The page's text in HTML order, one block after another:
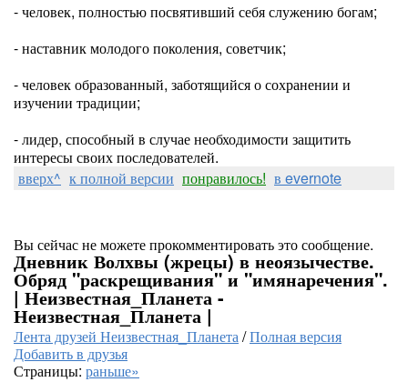
- человек, полностью посвятивший себя служению богам;
- наставник молодого поколения, советчик;
- человек образованный, заботящийся о сохранении и
изучении традиции;
- лидер, способный в случае необходимости защитить
интересы своих последователей.
вверх^ к полной версии понравилось! в evernote
Вы сейчас не можете прокомментировать это сообщение.
Дневник Волхвы (жрецы) в неоязычестве.
Обряд "раскрещивания" и "имянаречения".
| Неизвестная_Планета -
Неизвестная_Планета |
Лента друзей Неизвестная_Планета/Полная версия
Добавить в друзья
Страницы: раньше»